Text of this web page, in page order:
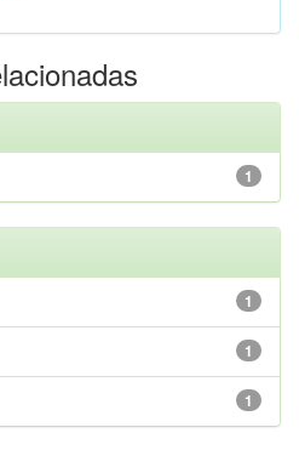
1
1
1
1